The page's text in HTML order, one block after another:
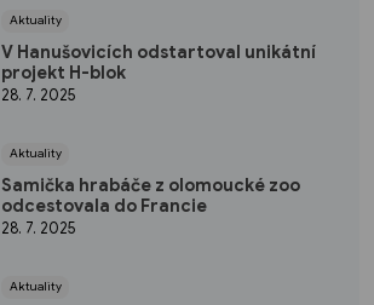
Aktuality
V Hanušovicích odstartoval unikátní
projekt H-blok
28. 7. 2025
Aktuality
Samička hrabáče z olomoucké zoo
odcestovala do Francie
28. 7. 2025
Aktuality